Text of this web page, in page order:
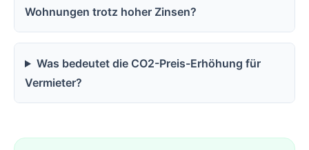
Wohnungen trotz hoher Zinsen?
Was bedeutet die CO2-Preis-Erhöhung für
Vermieter?